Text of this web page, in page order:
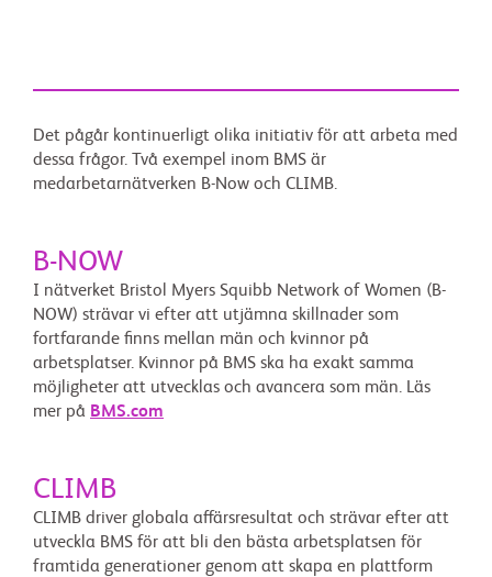
Det pågår kontinuerligt olika initiativ för att arbeta med
dessa frågor. Två exempel inom BMS är
medarbetarnätverken B-Now och CLIMB.
B-NOW
I nätverket Bristol Myers Squibb Network of Women (B-
NOW) strävar vi efter att utjämna skillnader som
fortfarande finns mellan män och kvinnor på
arbetsplatser. Kvinnor på BMS ska ha exakt samma
möjligheter att utvecklas och avancera som män. Läs
mer på BMS.com
CLIMB
CLIMB driver globala affärsresultat och strävar efter att
utveckla BMS för att bli den bästa arbetsplatsen för
framtida generationer genom att skapa en plattform